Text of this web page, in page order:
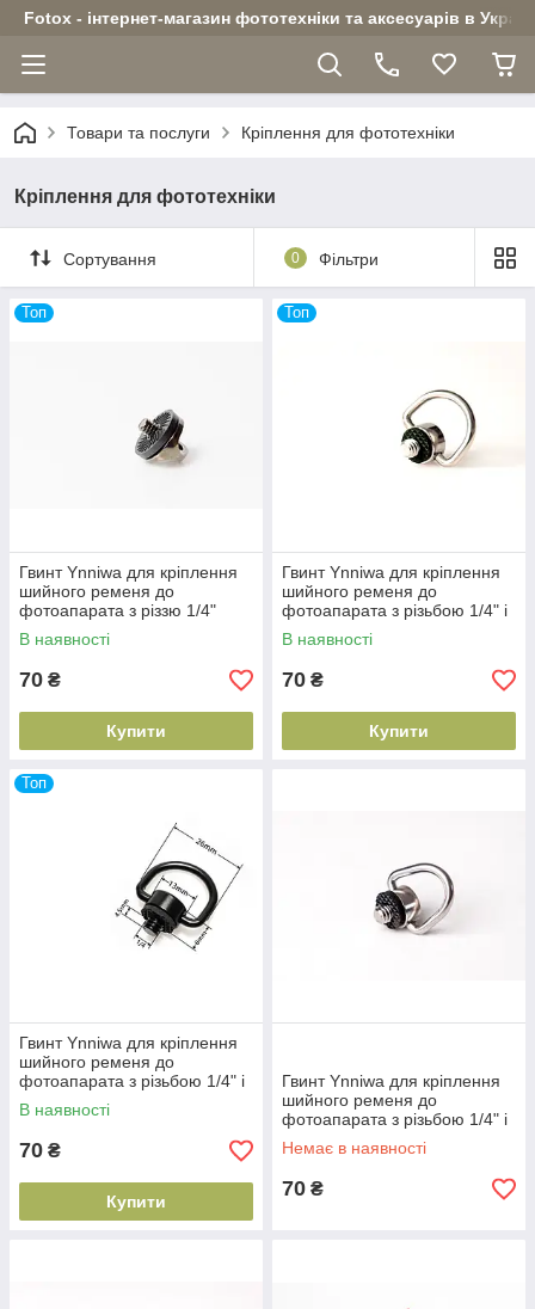
Fotox - інтернет-магазин фототехніки та аксесуарів в
Товари та послуги Кріплення для фототехніки
Кріплення для фототехніки
Сортування 0 Фільтри
Топ
Гвинт Ynniwa для кріплення
шийного ременя до
фотоапарата з різзю 1/4"
В наявності
70 ₴
Купити
Топ
Гвинт Ynniwa для кріплення
шийного ременя до
фотоапарата з різьбою 1/4" і
великим кільцем
В наявності
70 ₴
Купити
Топ
Гвинт Ynniwa для кріплення
шийного ременя до
фотоапарата з різьбою 1/4" і
великим кільцем (Чорний)
В наявності
70 ₴
Купити
Гвинт Ynniwa для кріплення
шийного ременя до
фотоапарата з різьбою 1/4" і
великим кільцем (Варіант 2)
Немає в наявності
70 ₴